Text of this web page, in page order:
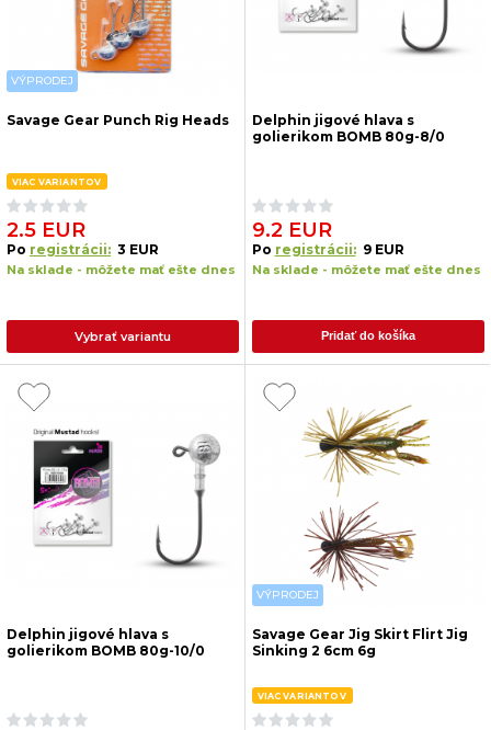
VÝPRODEJ
Savage Gear Punch Rig Heads
VIAC VARIANTOV
2.5 EUR
Po registrácii: 3 EUR
Na sklade - môžete mať ešte dnes
Vybrať variantu
Delphin jigové hlava s
golierikom BOMB 80g-8/0
9.2 EUR
Po registrácii: 9 EUR
Na sklade - môžete mať ešte dnes
Pridať do košíka
Delphin jigové hlava s
golierikom BOMB 80g-10/0
VÝPRODEJ
Savage Gear Jig Skirt Flirt Jig
Sinking 2 6cm 6g
VIAC VARIANTOV